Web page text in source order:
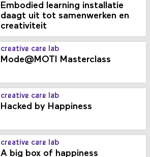
Embodied learning installatie
daagt uit tot samenwerken en
creativiteit
creative care lab
Mode@MOTI Masterclass
creative care lab
Hacked by Happiness
creative care lab
A big box of happiness